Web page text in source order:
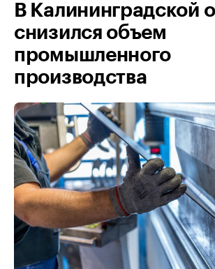
В Калининградской
снизился объем
промышленного
производства